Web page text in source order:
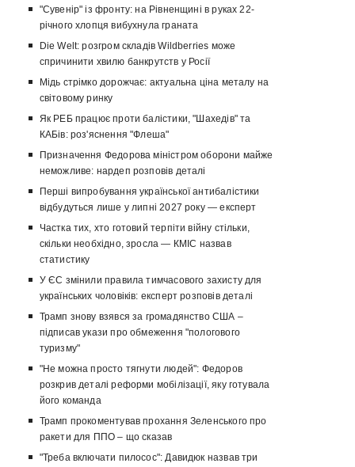
"Сувенір" із фронту: на Рівненщині в руках 22-
річного хлопця вибухнула граната
Die Welt: розгром складів Wildberries може
спричинити хвилю банкрутств у Росії
Мідь стрімко дорожчає: актуальна ціна металу на
світовому ринку
Як РЕБ працює проти балістики, "Шахедів" та
КАБів: роз'яснення "Флеша"
Призначення Федорова міністром оборони майже
неможливе: нардеп розповів деталі
Перші випробування української антибалістики
відбудуться лише у липні 2027 року — експерт
Частка тих, хто готовий терпіти війну стільки,
скільки необхідно, зросла — КМІС назвав
статистику
У ЄС змінили правила тимчасового захисту для
українських чоловіків: експерт розповів деталі
Трамп знову взявся за громадянство США –
підписав укази про обмеження "пологового
туризму"
"Не можна просто тягнути людей": Федоров
розкрив деталі реформи мобілізації, яку готувала
його команда
Трамп прокоментував прохання Зеленського про
ракети для ППО – що сказав
"Треба включати пилосос": Давидюк назвав три